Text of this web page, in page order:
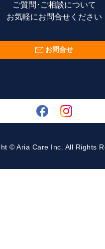
ご質問･ご相談について
お気軽にお問合せください
お問合せ
© Aria Care Inc. All Rights